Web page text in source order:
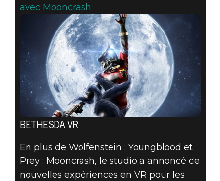
avec Mooncrash
BETHESDA VR
En plus de Wolfenstein : Youngblood et
Prey : Mooncrash, le studio a annoncé de
nouvelles expériences en VR pour les